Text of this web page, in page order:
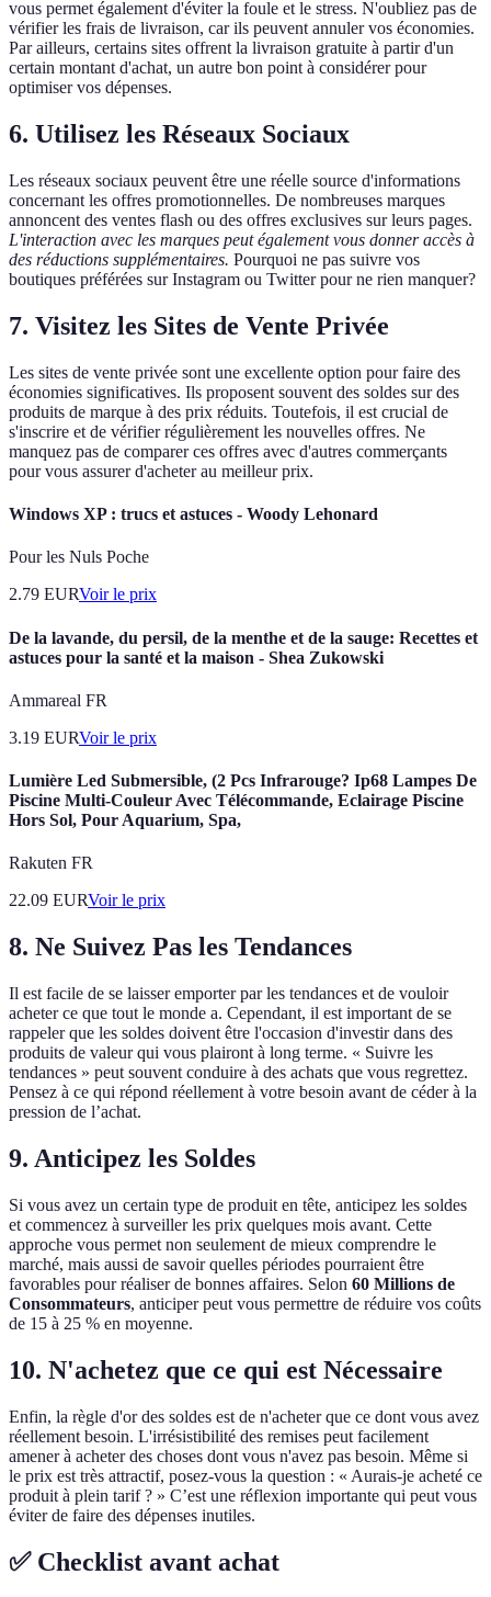
vous permet également d'éviter la foule et le stress. N'oubliez pas de
vérifier les frais de livraison, car ils peuvent annuler vos économies.
Par ailleurs, certains sites offrent la livraison gratuite à partir d'un
certain montant d'achat, un autre bon point à considérer pour
optimiser vos dépenses.
6. Utilisez les Réseaux Sociaux
Les réseaux sociaux peuvent être une réelle source d'informations
concernant les offres promotionnelles. De nombreuses marques
annoncent des ventes flash ou des offres exclusives sur leurs pages.
L'interaction avec les marques peut également vous donner accès à
des réductions supplémentaires. Pourquoi ne pas suivre vos
boutiques préférées sur Instagram ou Twitter pour ne rien manquer?
7. Visitez les Sites de Vente Privée
Les sites de vente privée sont une excellente option pour faire des
économies significatives. Ils proposent souvent des soldes sur des
produits de marque à des prix réduits. Toutefois, il est crucial de
s'inscrire et de vérifier régulièrement les nouvelles offres. Ne
manquez pas de comparer ces offres avec d'autres commerçants
pour vous assurer d'acheter au meilleur prix.
Windows XP : trucs et astuces - Woody Lehonard
Pour les Nuls Poche
2.79 EURVoir le prix
De la lavande, du persil, de la menthe et de la sauge: Recettes et
astuces pour la santé et la maison - Shea Zukowski
Ammareal FR
3.19 EURVoir le prix
Lumière Led Submersible, (2 Pcs Infrarouge? Ip68 Lampes De
Piscine Multi-Couleur Avec Télécommande, Eclairage Piscine
Hors Sol, Pour Aquarium, Spa,
Rakuten FR
22.09 EURVoir le prix
8. Ne Suivez Pas les Tendances
Il est facile de se laisser emporter par les tendances et de vouloir
acheter ce que tout le monde a. Cependant, il est important de se
rappeler que les soldes doivent être l'occasion d'investir dans des
produits de valeur qui vous plairont à long terme. « Suivre les
tendances » peut souvent conduire à des achats que vous regrettez.
Pensez à ce qui répond réellement à votre besoin avant de céder à la
pression de l’achat.
9. Anticipez les Soldes
Si vous avez un certain type de produit en tête, anticipez les soldes
et commencez à surveiller les prix quelques mois avant. Cette
approche vous permet non seulement de mieux comprendre le
marché, mais aussi de savoir quelles périodes pourraient être
favorables pour réaliser de bonnes affaires. Selon 60 Millions de
Consommateurs, anticiper peut vous permettre de réduire vos coûts
de 15 à 25 % en moyenne.
10. N'achetez que ce qui est Nécessaire
Enfin, la règle d'or des soldes est de n'acheter que ce dont vous avez
réellement besoin. L'irrésistibilité des remises peut facilement
amener à acheter des choses dont vous n'avez pas besoin. Même si
le prix est très attractif, posez-vous la question : « Aurais-je acheté ce
produit à plein tarif ? » C’est une réflexion importante qui peut vous
éviter de faire des dépenses inutiles.
✅ Checklist avant achat